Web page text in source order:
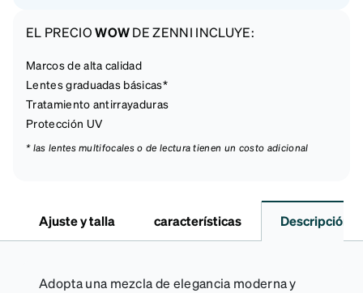
EL PRECIOWOWDE ZENNI INCLUYE:
Marcos de alta calidad
Lentes graduadas básicas*
Tratamiento antirrayaduras
Protección UV
* las lentes multifocales o de lectura tienen un costo adicional
Ajuste y talla características Descripción
Adopta una mezcla de elegancia moderna y